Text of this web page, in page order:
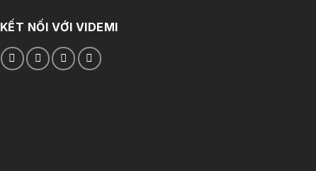
KẾT NỐI VỚI VIDEMI